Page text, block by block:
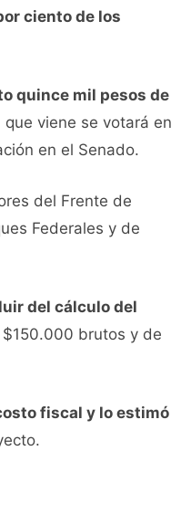
ciento de los
quince mil pesos de
viene se votará en
en el Senado.
del Frente de
Federales y de
del cálculo del
brutos y de
fiscal y lo estimó